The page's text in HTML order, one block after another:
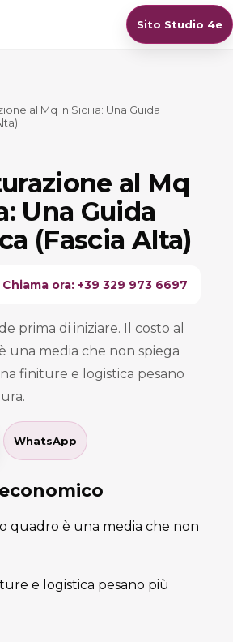
Sito Studio 4e
al Mq in Sicilia: Una Guida
al Mq
Una Guida
(Fascia Alta)
Chiama ora: +39 329 973 6697
prima di iniziare. Il costo al
una media che non spiega
finiture e logistica pesano
WhatsApp
quadro è una media che non
e logistica pesano più